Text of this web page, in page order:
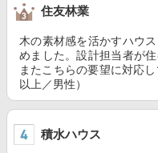
住友林業
木の素材感を活かすハウ
めました。設計担当者が
またこちらの要望に対応
以上／男性）
積水ハウス